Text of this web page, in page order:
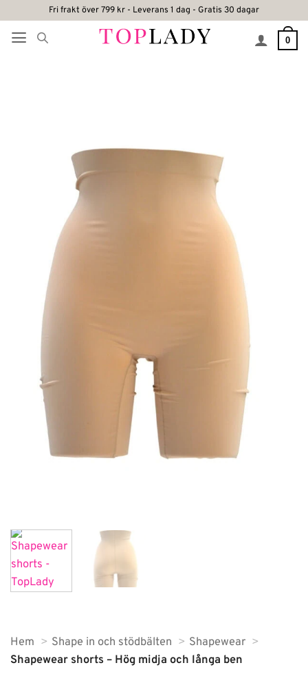
content
Fri frakt över 799 kr - Leverans 1 dag - Gratis 30 dagar
0
Hem Shape in och stödbälten
Shapewear
Shapewear shorts – Hög midja och långa ben